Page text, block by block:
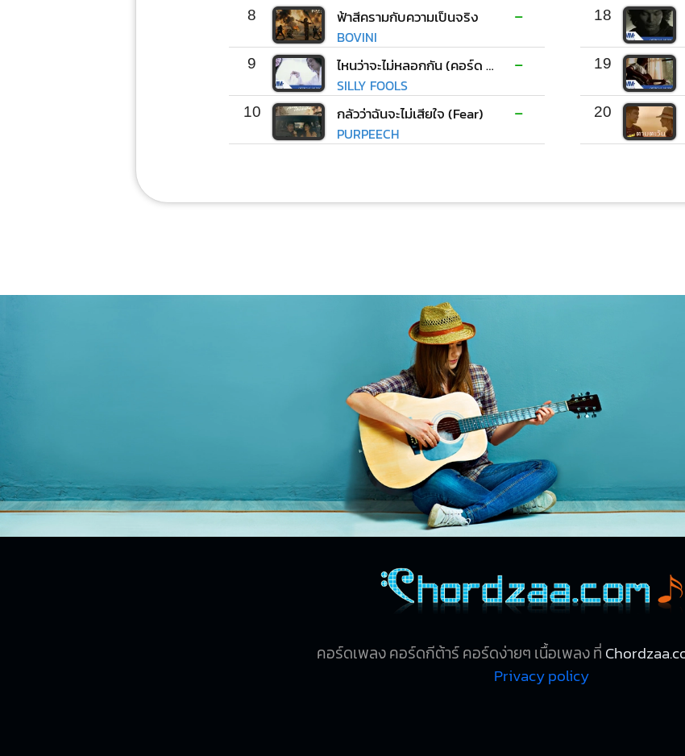
8 ฟ้าสีครามกับความเป็นจริง
BOVINI
-
9 ไหนว่าจะไม่หลอกกัน (คอร์ด ง่ายๆ)
SILLY FOOLS
-
10 กลัวว่าฉันจะไม่เสียใจ (Fear)
PURPEECH
-
18
19
20
คอร์ดเพลง คอร์ดกีต้าร์ คอร์ดง่ายๆ เนื้อเพลง ที่
Privacy policy